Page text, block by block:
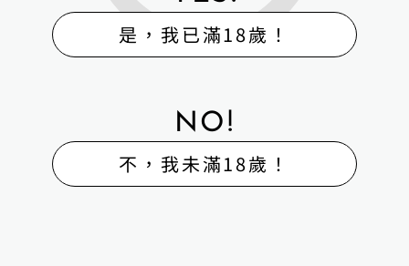
是，我已滿18歲！
NO!
不，我未滿18歲！